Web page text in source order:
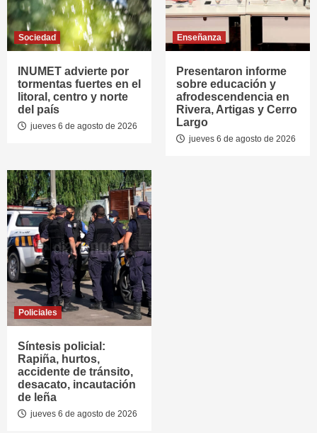
Sociedad
INUMET advierte por
tormentas fuertes en el
litoral, centro y norte
del país
jueves 6 de agosto de 2026
Enseñanza
Presentaron informe
sobre educación y
afrodescendencia en
Rivera, Artigas y Cerro
Largo
jueves 6 de agosto de 2026
Policiales
Síntesis policial:
Rapiña, hurtos,
accidente de tránsito,
desacato, incautación
de leña
jueves 6 de agosto de 2026